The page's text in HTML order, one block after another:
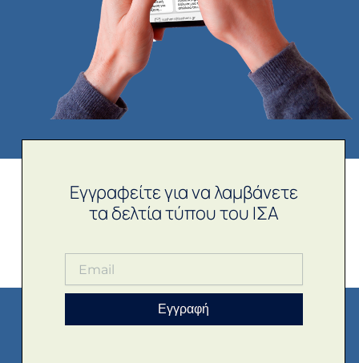
Εγγραφείτε για να λαμβάνετε
τα δελτία τύπου του ΙΣΑ
Εγγραφή